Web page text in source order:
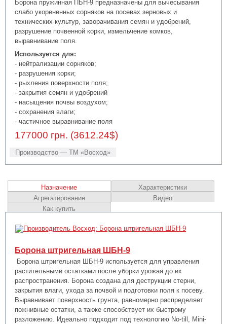
Борона пружинная ПБН-9 предназначены для вычесывания
слабо укорененных сорняков на посевах зерновых и
технических культур, заворачивания семян и удобрений,
разрушение почвенной корки, измельчение комков,
выравнивание поля.
Используется для:
- нейтрализации сорняков;
- разрушения корки;
- рыхления поверхности поля;
- закрытия семян и удобрений
- насыщения почвы воздухом;
- сохранения влаги;
- частичное выравнивание поля
177000 грн. (3612.24$)
Производство — ТМ «Восход»
Назначение
Характеристики
Агрегатирование
Видео
Как купить
Борона штригельная ШБН-9
Борона штригельная ШБН-9 используется для управления
растительными остатками после уборки урожая до их
распространения. Борона создана для деструкции стерни,
закрытия влаги, ухода за почвой и подготовки поля к посеву.
Выравнивает поверхность грунта, равномерно распределяет
пожнивные остатки, а также способствует их быстрому
разложению. Идеально подходит под технологию No-till, Mini-